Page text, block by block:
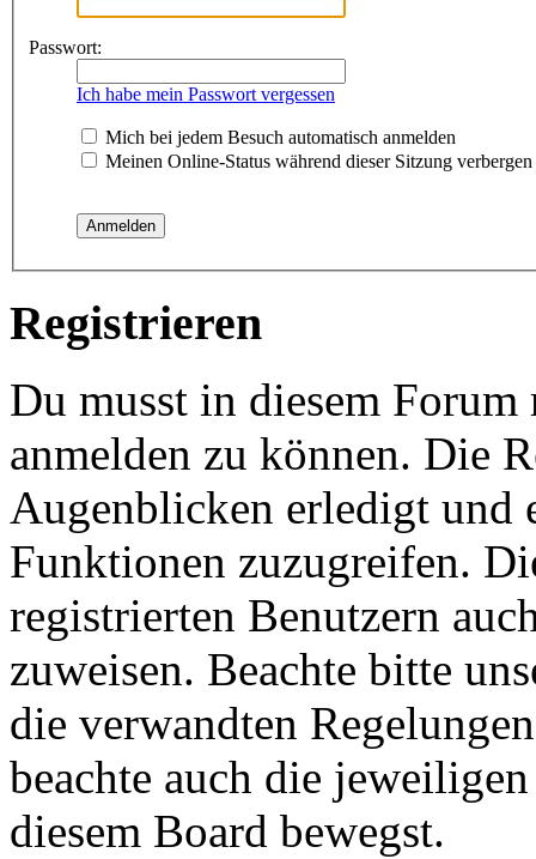
Passwort:
Ich habe mein Passwort vergessen
Mich bei jedem Besuch automatisch anmelden
Meinen Online-Status während dieser Sitzung verbergen
Registrieren
Du musst in diesem
anmelden zu können. Die
Augenblicken erledigt und
Funktionen zuzugreifen.
registrierten Benutzern
zuweisen. Beachte bitte
die verwandten
beachte auch die
diesem Board bewegst.